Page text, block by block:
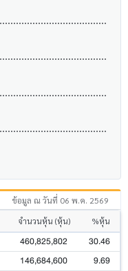
ข้อมูล ณ วันที่ 06 พ.ค. 2569
จำนวนหุ้น (หุ้น) %หุ้น
460,825,802 30.46
146,684,600 9.69